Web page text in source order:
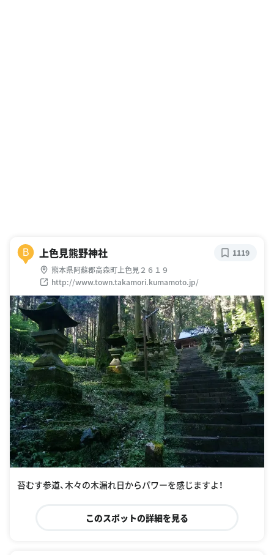
B 上色見熊野神社
熊本県阿蘇郡高森町上色見２６１９
http://www.town.takamori.kumamoto.jp/
1119
苔むす参道、木々の木漏れ日からパワーを感じますよ！
このスポットの詳細を見る